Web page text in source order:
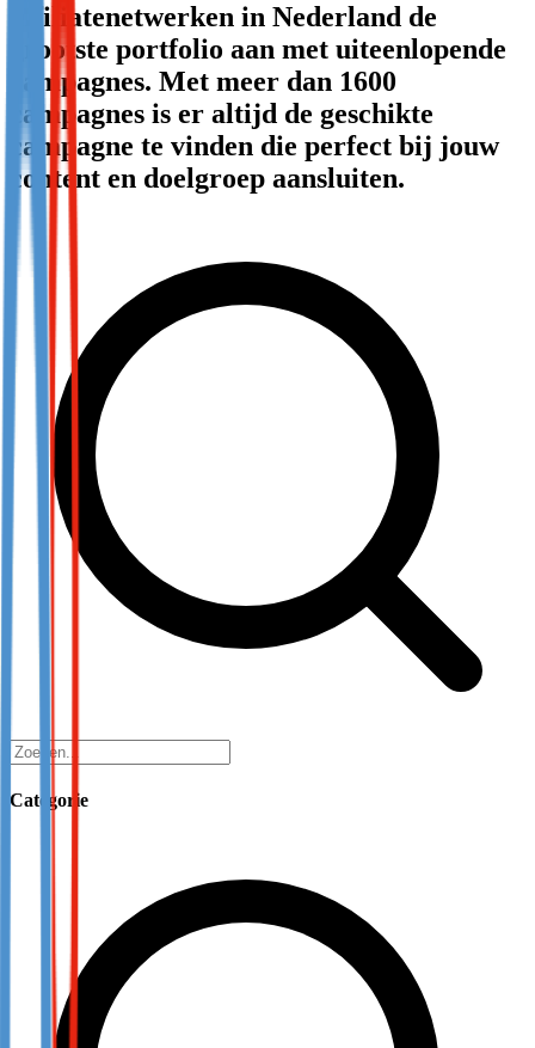
Not already our Publisher?
Sign up here
affiliatenetwerken in Nederland de
grootste portfolio aan met uiteenlopende
campagnes. Met meer dan 1600
campagnes is er altijd de geschikte
campagne te vinden die perfect bij jouw
content en doelgroep aansluiten.
Categorie